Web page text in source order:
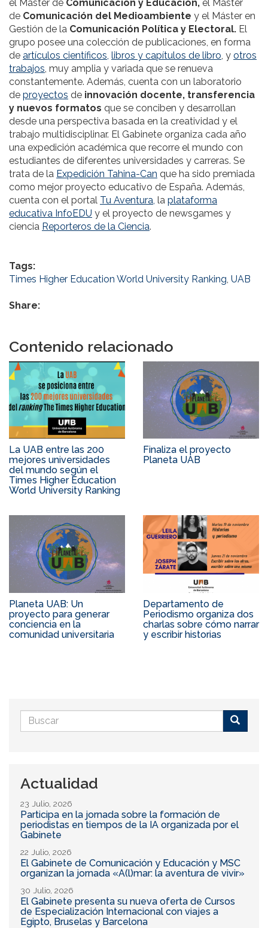
el Máster de Comunicación y Educación, el Máster
de Comunicación del Medioambiente y el Máster en
Gestión de la Comunicación Política y Electoral. El
grupo posee una colección de publicaciones, en forma
de artículos científicos, libros y capítulos de libro, y otros
trabajos, muy amplia y variada que se renueva
constantemente. Además, cuenta con un laboratorio
de proyectos de innovación docente, transferencia
y nuevos formatos que se conciben y desarrollan
desde una perspectiva basada en la creatividad y el
trabajo multidisciplinar. El Gabinete organiza cada año
una expedición académica que recorre el mundo con
estudiantes de diferentes universidades y carreras. Se
trata de la Expedición Tahina-Can que ha sido premiada
como mejor proyecto educativo de España. Además,
cuenta con el portal Tu Aventura, la plataforma
educativa InfoEDU y el proyecto de newsgames y
ciencia Reporteros de la Ciencia.
Tags:
Times Higher Education World University Ranking, UAB
Share:
Contenido relacionado
La UAB entre las 200
mejores universidades
del mundo según el
Times Higher Education
World University Ranking
Finaliza el proyecto
Planeta UAB
Planeta UAB: Un
proyecto para generar
conciencia en la
comunidad universitaria
Departamento de
Periodismo organiza dos
charlas sobre cómo narrar
y escribir historias
Formulario
de
Actualidad
23 Julio, 2026
Participa en la jornada sobre la formación de
periodistas en tiempos de la IA organizada por el
Gabinete
22 Julio, 2026
El Gabinete de Comunicación y Educación y MSC
organizan la jornada «A(l)mar: la aventura de vivir»
30 Julio, 2026
El Gabinete presenta su nueva oferta de Cursos
de Especialización Internacional con viajes a
Egipto, Bruselas y Barcelona